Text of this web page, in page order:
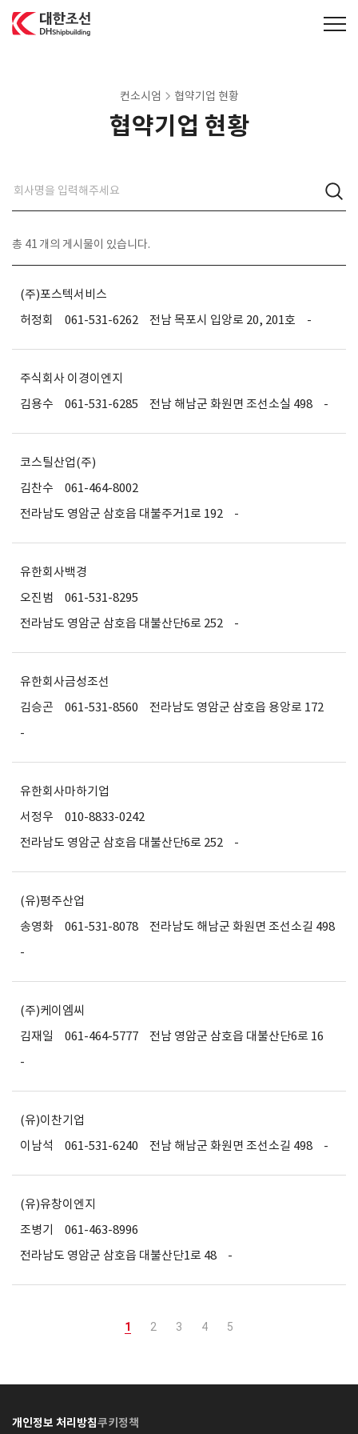
컨소시엄 협약기업 현황
협약기업 현황
총 41 개의 게시물이 있습니다.
(주)포스텍서비스
허정회
061-531-6262 전남 목포시 입앙로 20, 201호 -
주식회사 이경이엔지
김용수
061-531-6285 전남 해남군 화원면 조선소실 498 -
코스틸산업(주)
김찬수
061-464-8002
전라남도 영암군 삼호읍 대불주거1로 192
-
유한회사백경
오진범
061-531-8295
전라남도 영암군 삼호읍 대불산단6로 252
-
유한회사금성조선
김승곤
061-531-8560
전라남도 영암군 삼호읍 용앙로 172
-
유한회사마하기업
서정우
010-8833-0242
전라남도 영암군 삼호읍 대불산단6로 252
-
(유)평주산업
송영화
061-531-8078
전라남도 해남군 화원면 조선소길 498
-
(주)케이엠씨
김재일
061-464-5777
전남 영암군 삼호읍 대불산단6로 16
-
(유)이찬기업
이남석
061-531-6240 전남 해남군 화원면 조선소길 498 -
(유)유창이엔지
조병기
061-463-8996
전라남도 영암군 삼호읍 대불산단1로 48
-
1 2 3 4 5
개인정보 처리방침쿠키정책